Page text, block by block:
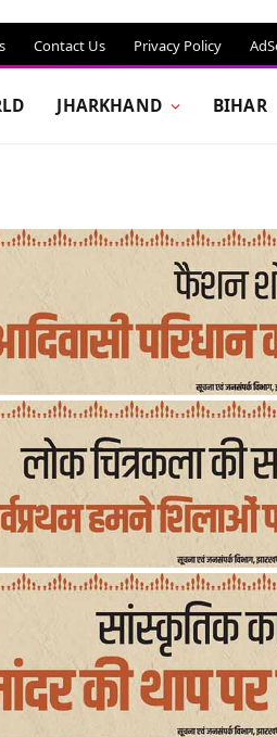
Contact Us Privacy Policy
JHARKHAND BIHAR